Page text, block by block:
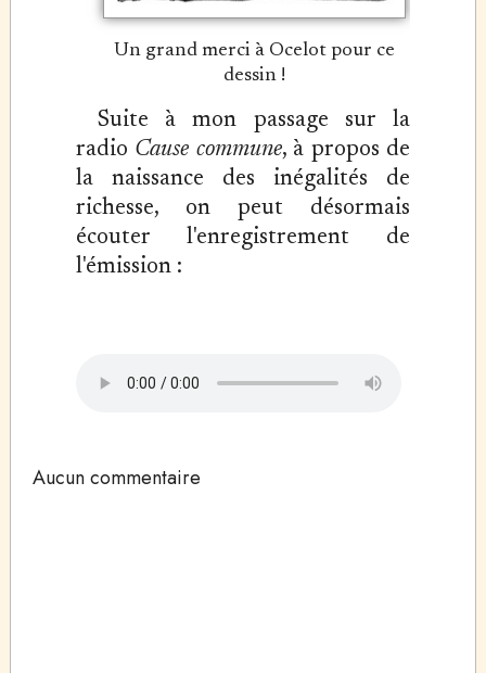
Un grand merci à Ocelot pour ce
dessin !
Suite à mon passage sur la
radio Cause commune, à propos de
la naissance des inégalités de
richesse, on peut désormais
écouter l'enregistrement de
l'émission :
Aucun commentaire